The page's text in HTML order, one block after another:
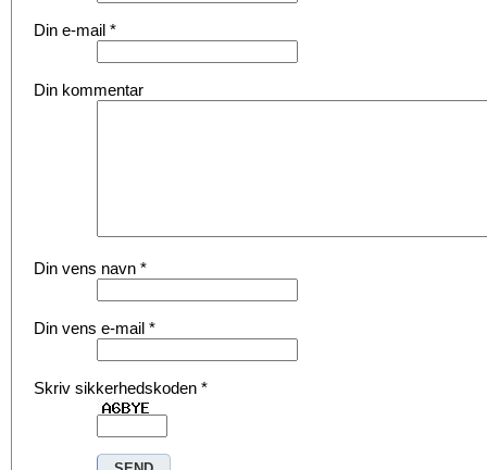
Din e-mail *
Din kommentar
Din vens navn *
Din vens e-mail *
Skriv sikkerhedskoden *